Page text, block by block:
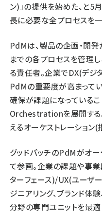
ン)」の提供を始めた、と5
長に必要な全プロセスを一
PdMは、製品の企画・開発
までの各プロセスを管理
る責任者。企業でDX(デジ
PdMの重要度が高まって
確保が課題になっている
Orchestrationを展開する
えるオーケストレーション(
グッドパッチのPdMがオ
て参画。企業の課題や事
ターフェース)/UX(ユーザ
ジニアリング、ブランド体
分野の専門ユニットを最